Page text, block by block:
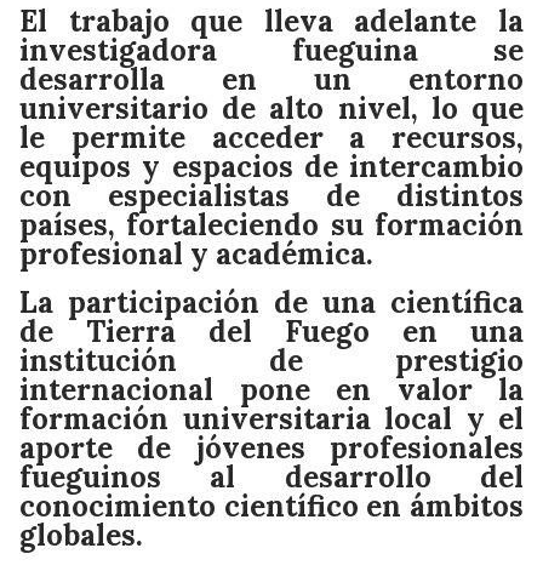
El trabajo que lleva adelante la
investigadora fueguina se
desarrolla en un entorno
universitario de alto nivel, lo que
le permite acceder a recursos,
equipos y espacios de intercambio
con especialistas de distintos
países, fortaleciendo su formación
profesional y académica.
La participación de una científica
de Tierra del Fuego en una
institución de prestigio
internacional pone en valor la
formación universitaria local y el
aporte de jóvenes profesionales
fueguinos al desarrollo del
conocimiento científico en ámbitos
globales.